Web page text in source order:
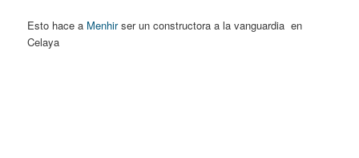
Esto hace a Menhirser un constructora a la vanguardia en
Celaya